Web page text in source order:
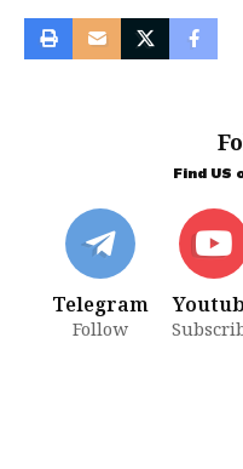
Find US
Telegram
Follow